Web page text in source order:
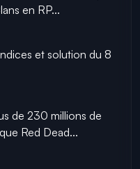
en RP...
et solution du 8
de 230 millions de
Red Dead...